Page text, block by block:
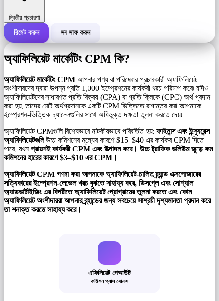
দ্বিতীয় প্রচারণা
একটি প্রচারণার মোট খরচ
ইম্প্রেশনের সংখ্যা
রিসেট করুন সব সাফ করুন
অ্যাফিলিয়েট মার্কেটিং CPM কি?
অ্যাফিলিয়েট মার্কেটিং CPM আপনার পণ্য বা পরিষেবার প্রচারকারী অ্যাফিলিয়েট
অংশীদারদের দ্বারা উত্পন্ন প্রতি 1,000 ইম্প্রেশনের কার্যকরী খরচ পরিমাপ করে৷ যদিও
অ্যাফিলিয়েটদের সাধারণত প্রতি বিক্রয় (CPA) বা প্রতি ক্লিকে (CPC) অর্থ প্রদান
করা হয়, তাদের মোট অর্থপ্রদানকে একটি CPM ভিত্তিতে রূপান্তর করা আপনাকে
ইম্প্রেশন-ভিত্তিক চ্যানেলগুলির সাথে অধিভুক্ত দক্ষতা তুলনা করতে দেয়৷
অ্যাফিলিয়েট CPMগুলি বিশেষভাবে নাটকীয়ভাবে পরিবর্তিত হয়: ফাইনান্স এবং ইন্স্যুরেন্স
অ্যাফিলিয়েটগুলিউচ্চ কমিশনের মূল্যের কারণে $15–$40 এর কার্যকর CPM দিতে
পারে, যখনপ্রায়শই কার্যকরী CPM এবং উত্পাদন করে। উচ্চ ট্রাফিক ভলিউম জুড়ে কম
কমিশনের হারের কারণে $3–$10 এর CPM।
অ্যাফিলিয়েট CPM গণনা করা আপনাকে অ্যাফিলিয়েট-চালিত ব্র্যান্ড এক্সপোজারের
সত্যিকারের ইম্প্রেশন-লেভেল খরচ বুঝতে সাহায্য করে, ডিসপ্লে এবং সোশ্যাল
অ্যাডভার্টাইজিং এর বিপরীতে অ্যাফিলিয়েট প্রোগ্রামের তুলনা করতে এবং কোন
অ্যাফিলিয়েট অংশীদাররা আপনার ব্র্যান্ডের জন্য সবচেয়ে সাশ্রয়ী দৃশ্যমানতা প্রদান করে
তা শনাক্ত করতে সাহায্য করে।
এফিলিয়েট পেআউট
কমিশন প্লাস বোনাস